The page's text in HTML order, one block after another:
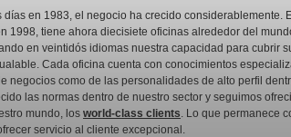
días en 1983, el negocio ha crecido considerablemente.
1998, tiene ahora diecisiete oficinas alrededor del
en veintidós idiomas nuestra capacidad para cubrir
Cada oficina cuenta con conocimientos
negocios como de las personalidades de alto perfil
las normas dentro de nuestro sector y seguimos
mundo, los world-class clients. Lo que permanece
servicio al cliente excepcional.